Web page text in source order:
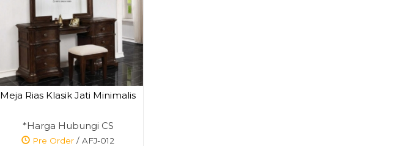
Meja Rias Klasik Jati Minimalis
*Harga Hubungi CS
Pre Order / AFJ-012